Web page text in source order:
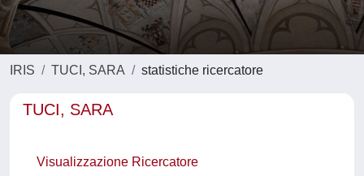
IRIS TUCI, SARA statistiche ricercatore
TUCI, SARA
Visualizzazione Ricercatore